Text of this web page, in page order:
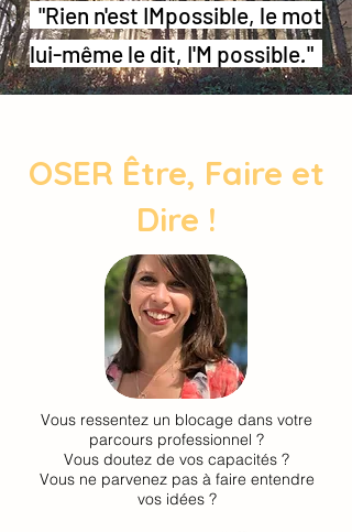
"Rien n'est IMpossible, le mot
lui-même le dit, I'M possible."
OSER Être, Faire et
Dire !
Vous ressentez un blocage dans votre
parcours professionnel ?
Vous doutez de vos capacités ?
Vous ne parvenez pas à faire entendre
vos idées ?